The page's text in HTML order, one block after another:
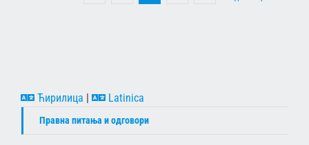
Ћирилица Latinica
Правна питања и одговори